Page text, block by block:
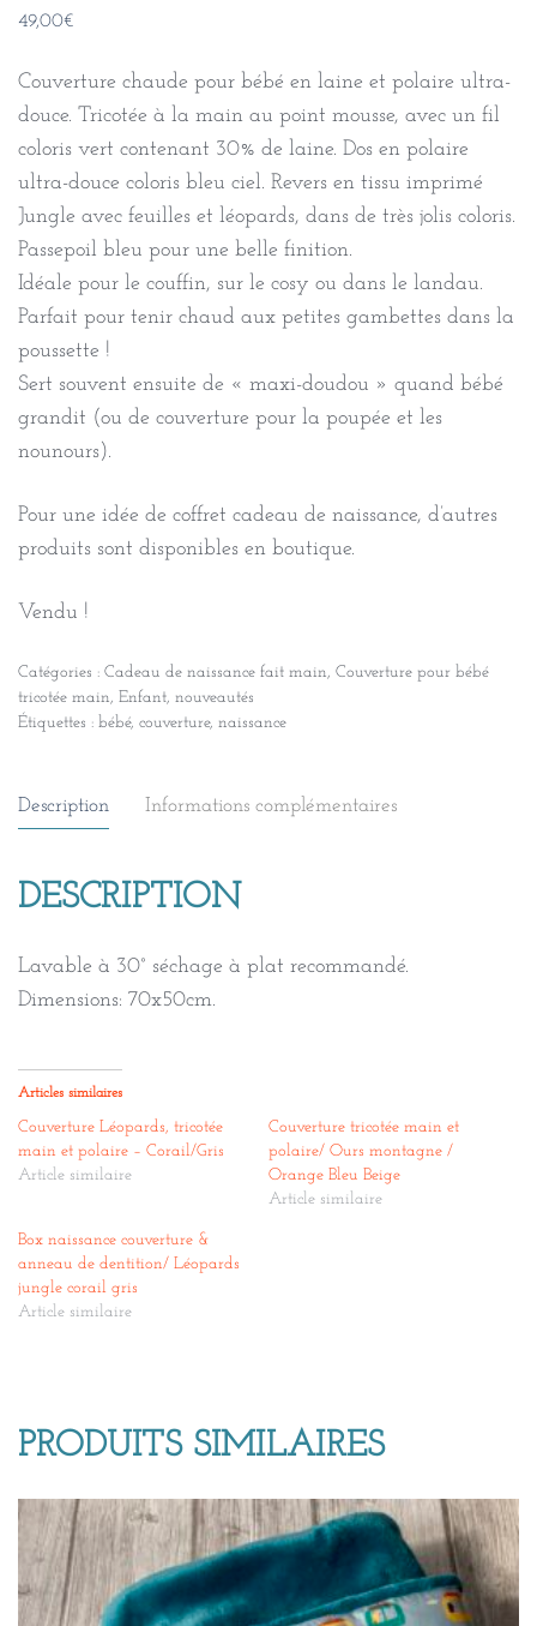
49,00€
Couverture chaude pour bébé en laine et polaire ultra-
douce. Tricotée à la main au point mousse, avec un fil
coloris vert contenant 30% de laine. Dos en polaire
ultra-douce coloris bleu ciel. Revers en tissu imprimé
Jungle avec feuilles et léopards, dans de très jolis coloris.
Passepoil bleu pour une belle finition.
Idéale pour le couffin, sur le cosy ou dans le landau.
Parfait pour tenir chaud aux petites gambettes dans la
poussette !
Sert souvent ensuite de « maxi-doudou » quand bébé
grandit (ou de couverture pour la poupée et les
nounours).
Pour une idée de coffret cadeau de naissance, d’autres
produits sont disponibles en boutique.
Vendu !
Catégories : Cadeau de naissance fait main, Couverture pour bébé
tricotée main, Enfant, nouveautés
Étiquettes : bébé, couverture, naissance
Description Informations complémentaires
DESCRIPTION
Lavable à 30° séchage à plat recommandé.
Dimensions: 70x50cm.
Articles similaires
Couverture Léopards, tricotée
main et polaire – Corail/Gris
Article similaire
Couverture tricotée main et
polaire/ Ours montagne /
Orange Bleu Beige
Article similaire
Box naissance couverture &
anneau de dentition/ Léopards
jungle corail gris
Article similaire
PRODUITS SIMILAIRES